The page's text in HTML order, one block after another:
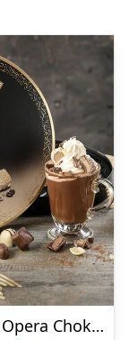
Baileys Opera Chokoladeæske